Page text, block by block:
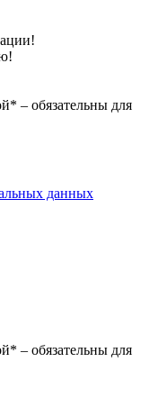
– обязательны для
данных
– обязательны для